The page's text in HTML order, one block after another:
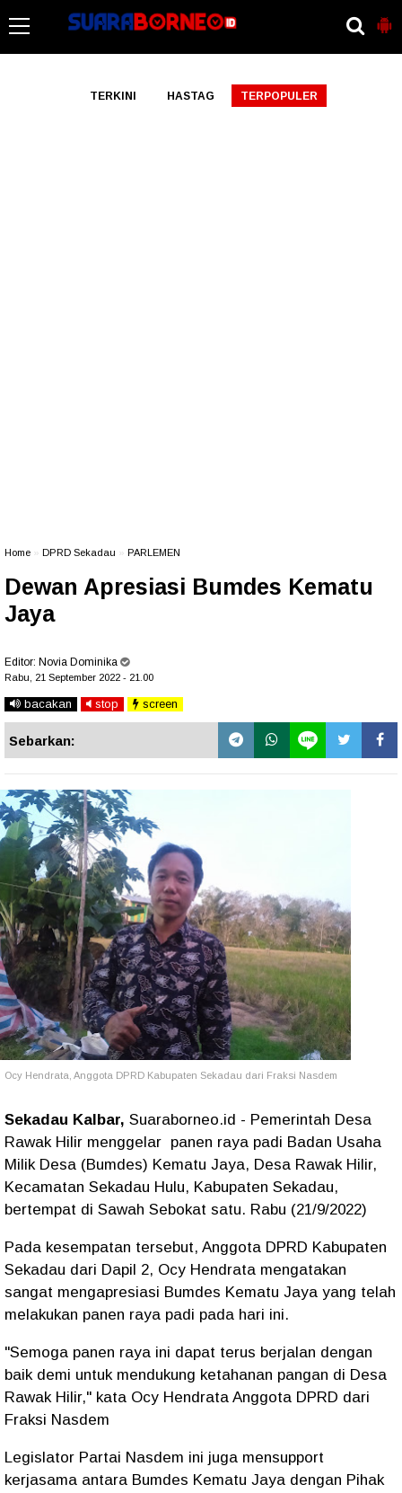
TERKINI HASTAG TERPOPULER
Home DPRD Sekadau PARLEMEN
Dewan Apresiasi Bumdes Kematu
Jaya
Editor: Novia Dominika
Rabu, 21 September 2022 - 21.00
bacakan stop screen
Sebarkan:
Ocy Hendrata, Anggota DPRD Kabupaten Sekadau dari Fraksi Nasdem
Sekadau Kalbar, Suaraborneo.id - Pemerintah Desa
Rawak Hilir menggelar panen raya padi Badan Usaha
Milik Desa (Bumdes) Kematu Jaya, Desa Rawak Hilir,
Kecamatan Sekadau Hulu, Kabupaten Sekadau,
bertempat di Sawah Sebokat satu. Rabu (21/9/2022)
Pada kesempatan tersebut, Anggota DPRD Kabupaten
Sekadau dari Dapil 2, Ocy Hendrata mengatakan
sangat mengapresiasi Bumdes Kematu Jaya yang telah
melakukan panen raya padi pada hari ini.
"Semoga panen raya ini dapat terus berjalan dengan
baik demi untuk mendukung ketahanan pangan di Desa
Rawak Hilir," kata Ocy Hendrata Anggota DPRD dari
Fraksi Nasdem
Legislator Partai Nasdem ini juga mensupport
kerjasama antara Bumdes Kematu Jaya dengan Pihak